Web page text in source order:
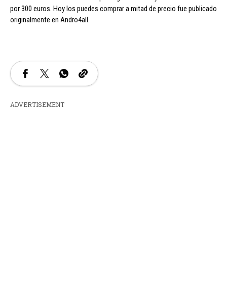
por 300 euros. Hoy los puedes comprar a mitad de precio fue publicado
originalmente en Andro4all.
ADVERTISEMENT